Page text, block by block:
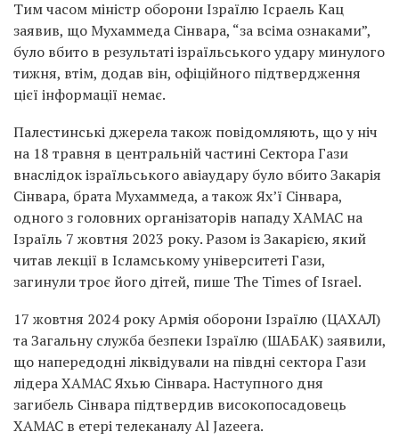
Тим часом міністр оборони Ізраїлю Ісраель Кац
заявив, що Мухаммеда Сінвара, “за всіма ознаками”,
було вбито в результаті ізраїльського удару минулого
тижня, втім, додав він, офіційного підтвердження
цієї інформації немає.
Палестинські джерела також повідомляють, що у ніч
на 18 травня в центральній частині Сектора Гази
внаслідок ізраїльського авіаудару було вбито Закарія
Сінвара, брата Мухаммеда, а також Ях’ї Сінвара,
одного з головних організаторів нападу ХАМАС на
Ізраїль 7 жовтня 2023 року. Разом із Закарією, який
читав лекції в Ісламському університеті Гази,
загинули троє його дітей, пише The Times of Israel.
17 жовтня 2024 року Армія оборони Ізраїлю (ЦАХАЛ)
та Загальну служба безпеки Ізраїлю (ШАБАК) заявили,
що напередодні ліквідували на півдні сектора Гази
лідера ХАМАС Яхью Сінвара. Наступного дня
загибель Сінвара підтвердив високопосадовець
ХАМАС в етері телеканалу Al Jazeera.